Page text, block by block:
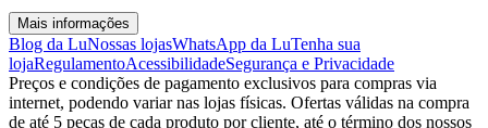
Mais informações
Blog da LuNossas lojasWhatsApp da LuTenha sua
lojaRegulamentoAcessibilidadeSegurança e Privacidade
Preços e condições de pagamento exclusivos para compras via
internet, podendo variar nas lojas físicas. Ofertas válidas na compra
de até 5 peças de cada produto por cliente, até o término dos nossos